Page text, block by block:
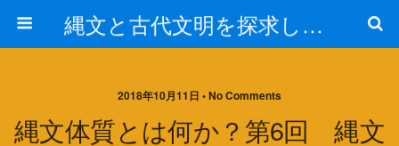
縄文と古代文明を探求しよう！
2018年10月11日 • No Comments
縄文体質とは何か？第6回 縄文